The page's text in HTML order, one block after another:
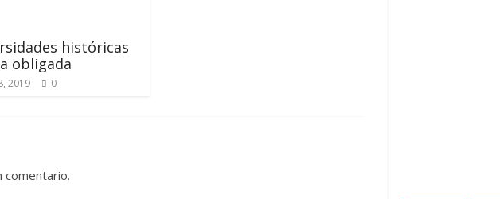
históricas
obligada
2019 0
comentario.